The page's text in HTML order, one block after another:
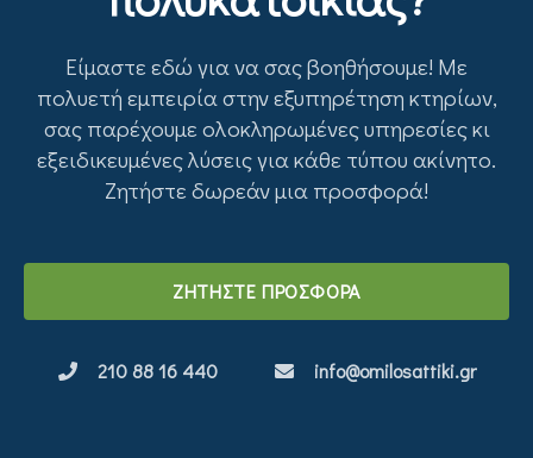
Είμαστε εδώ για να σας βοηθήσουμε! Με
πολυετή εμπειρία στην εξυπηρέτηση κτηρίων,
σας παρέχουμε ολοκληρωμένες υπηρεσίες κι
εξειδικευμένες λύσεις για κάθε τύπου ακίνητο.
Ζητήστε δωρεάν μια προσφορά!
ΖΗΤΗΣΤΕ ΠΡΟΣΦΟΡΑ
210 88 16 440 info@omilosattiki.gr